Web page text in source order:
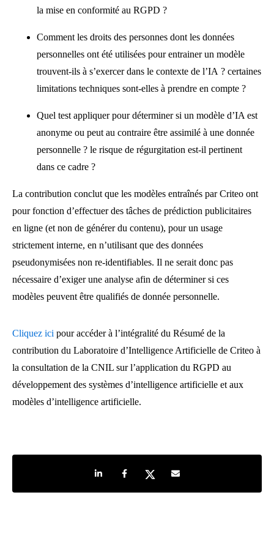
la mise en conformité au RGPD ?
Comment les droits des personnes dont les données
personnelles ont été utilisées pour entrainer un modèle
trouvent-ils à s’exercer dans le contexte de l’IA ? certaines
limitations techniques sont-elles à prendre en compte ?
Quel test appliquer pour déterminer si un modèle d’IA est
anonyme ou peut au contraire être assimilé à une donnée
personnelle ? le risque de régurgitation est-il pertinent
dans ce cadre ?
La contribution conclut que les modèles entraînés par Criteo ont
pour fonction d’effectuer des tâches de prédiction publicitaires
en ligne (et non de générer du contenu), pour un usage
strictement interne, en n’utilisant que des données
pseudonymisées non re-identifiables. Il ne serait donc pas
nécessaire d’exiger une analyse afin de déterminer si ces
modèles peuvent être qualifiés de donnée personnelle.
Cliquez ici pour accéder à l’intégralité du Résumé de la
contribution du Laboratoire d’Intelligence Artificielle de Criteo à
la consultation de la CNIL sur l’application du RGPD au
développement des systèmes d’intelligence artificielle et aux
modèles d’intelligence artificielle.
Share on LinkedIn
Share on Facebook
Share on TwitterShare by e-mail